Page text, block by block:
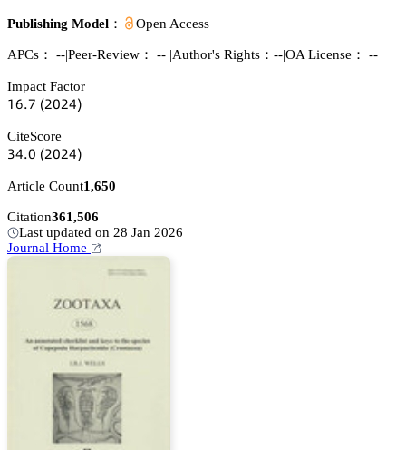
Publishing Model： Open Access
APCs： --|Peer-Review： -- |Author's Rights：--|OA License： --
Impact Factor
声炆.篫 (缗蔡缗鋺)
CiteScore
杚鋺.蔡 (缗蔡缗鋺)
Article Count1,650
Citation361,506
Last updated on 28 Jan 2026
Journal Home